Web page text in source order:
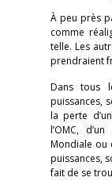
À peu près
comme
telle. Les
prendraient
Dans tous
puissances,
la perte
l’OMC,
Mondiale ou
puissances,
fait de se